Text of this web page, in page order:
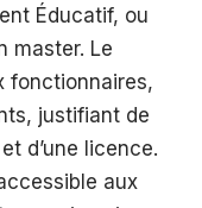
Éducatif, ou
master. Le
fonctionnaires,
justifiant de
d’une licence.
aux